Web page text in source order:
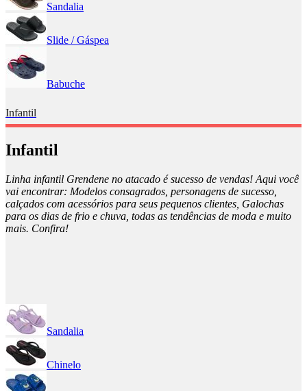
Sandalia
Slide / Gáspea
Babuche
Infantil
Infantil
Linha infantil Grendene no atacado é sucesso de vendas! Aqui você
vai encontrar: Modelos consagrados, personagens de sucesso,
calçados com acessórios para seus pequenos clientes, Galochas
para os dias de frio e chuva, todas as tendências de moda e muito
mais. Confira!
Sandalia
Chinelo